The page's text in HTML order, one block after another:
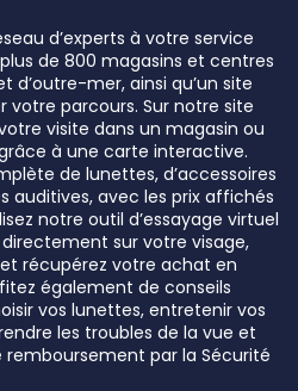
d’experts à votre service
de 800 magasins et centres
d’outre-mer, ainsi qu’un site
parcours. Sur notre site
visite dans un magasin ou
à une carte interactive.
de lunettes, d’accessoires
auditives, avec les prix affichés
notre outil d’essayage virtuel
sur votre visage,
récupérez votre achat en
également de conseils
vos lunettes, entretenir vos
les troubles de la vue et
par la Sécurité